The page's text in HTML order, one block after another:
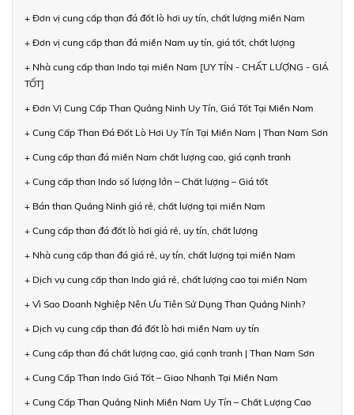
+ Đơn vị cung cấp than đá đốt lò hơi uy tín, chất lượng miền Nam
+ Đơn vị cung cấp than đá miền Nam uy tín, giá tốt, chất lượng
+ Nhà cung cấp than Indo tại miền Nam [UY TÍN - CHẤT LƯỢNG - GIÁ
TỐT]
+ Đơn Vị Cung Cấp Than Quảng Ninh Uy Tín, Giá Tốt Tại Miền Nam
+ Cung Cấp Than Đá Đốt Lò Hơi Uy Tín Tại Miền Nam | Than Nam Sơn
+ Cung cấp than đá miền Nam chất lượng cao, giá cạnh tranh
+ Cung cấp than Indo số lượng lớn – Chất lượng – Giá tốt
+ Bán than Quảng Ninh giá rẻ, chất lượng tại miền Nam
+ Cung cấp than đá đốt lò hơi giá rẻ, uy tín, chất lượng
+ Nhà cung cấp than đá giá rẻ, uy tín, chất lượng tại miền Nam
+ Dịch vụ cung cấp than Indo giá rẻ, chất lượng cao tại miền Nam
+ Vì Sao Doanh Nghiệp Nên Ưu Tiên Sử Dụng Than Quảng Ninh?
+ Dịch vụ cung cấp than đá đốt lò hơi miền Nam uy tín
+ Cung cấp than đá chất lượng cao, giá cạnh tranh | Than Nam Sơn
+ Cung Cấp Than Indo Giá Tốt – Giao Nhanh Tại Miền Nam
+ Cung Cấp Than Quảng Ninh Miền Nam Uy Tín – Chất Lượng Cao